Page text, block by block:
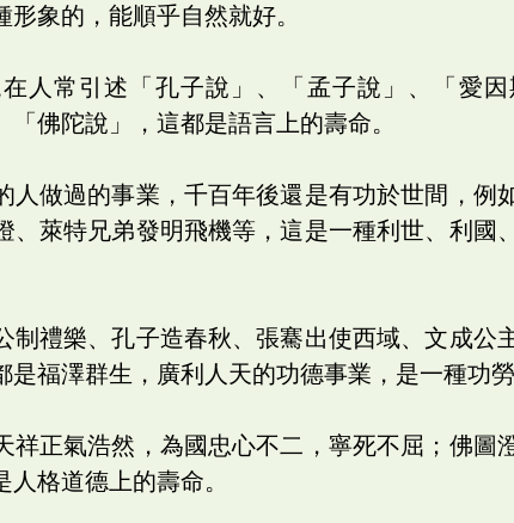
象的，能順乎自然就好。
人常引述「孔子說」、「孟子說」、「愛
佛陀說」，這都是語言上的壽命。
人做過的事業，千百年後還是有功於世間，例
、萊特兄弟發明飛機等，這是一種利世、利國
制禮樂、孔子造春秋、張騫出使西域、文成公
福澤群生，廣利人天的功德事業，是一種功勞
祥正氣浩然，為國忠心不二，寧死不屈；佛圖
格道德上的壽命。